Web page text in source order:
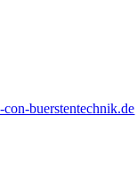
buerstentechnik.de